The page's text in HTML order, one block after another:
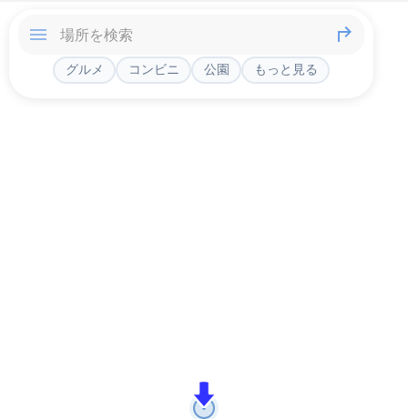
グルメ コンビニ 公園 もっと見る